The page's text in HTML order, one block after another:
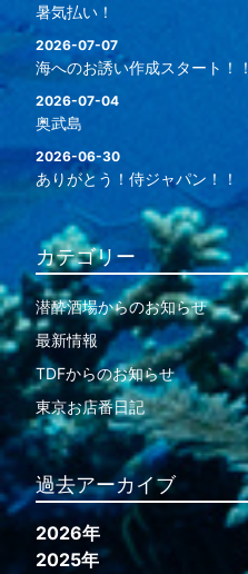
暑気払い！
2026-07-07
海へのお誘い作成スタート！！
2026-07-04
奥武島
2026-06-30
ありがとう！侍ジャパン！！
カテゴリー
潜酔酒場からのお知らせ
最新情報
TDFからのお知らせ
東京お店番日記
過去アーカイブ
2026年
2025年